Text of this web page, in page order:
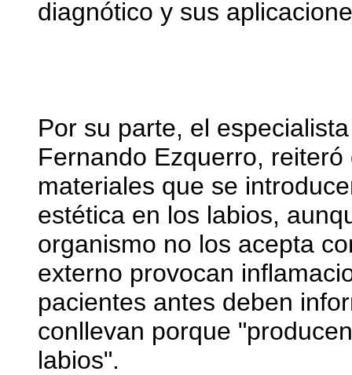
diagnótico y sus
Por su parte, el
Fernando Ezquerro,
materiales que se
estética en los labios,
organismo no los acepta
externo provocan
pacientes antes deben
conllevan porque
labios".